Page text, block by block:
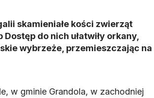
skamieniałe kości zwierząt
do nich ułatwiły orkany,
wybrzeże, przemieszczając na
w gminie Grandola, w zachodniej